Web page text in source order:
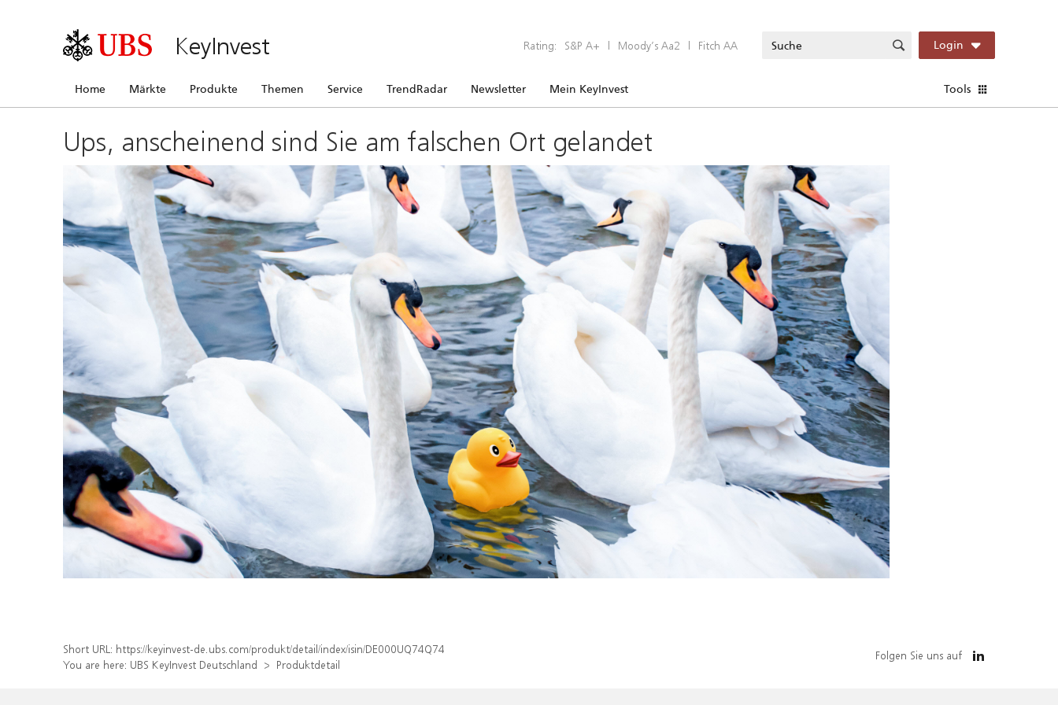
KeyInvest Rating: S&P A+ | Moody’s Aa2 | Fitch AA Login
Home Märkte Produkte Themen Service TrendRadar Newsletter Mein KeyInvest Tools
Ups, anscheinend sind Sie am falschen Ort gelandet
Short URL: https://keyinvest-de.ubs.com/produkt/detail/index/isin/DE000UQ74Q74
You are here: UBS KeyInvest Deutschland Produktdetail
Folgen Sie uns auf